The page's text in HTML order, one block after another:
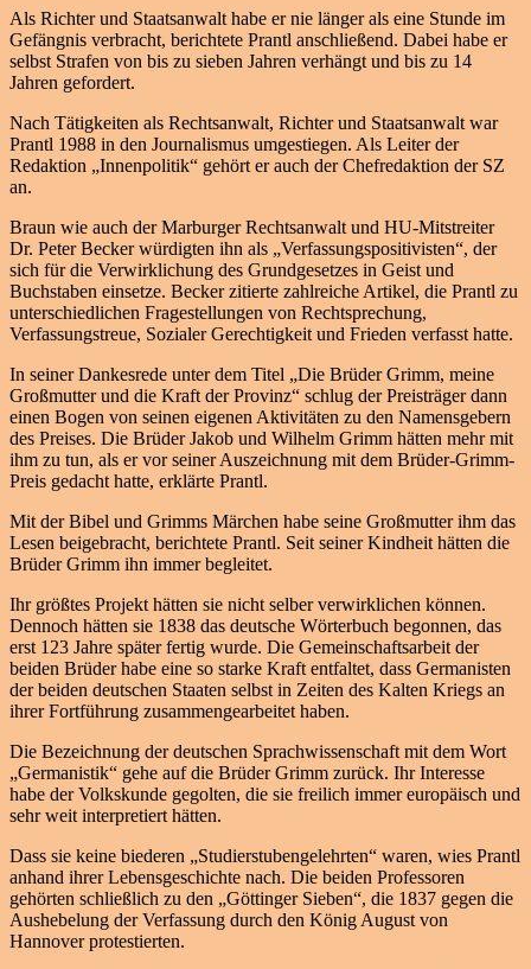
Als Richter und Staatsanwalt habe er nie länger als eine Stunde im
Gefängnis verbracht, berichtete Prantl anschließend. Dabei habe er
selbst Strafen von bis zu sieben Jahren verhängt und bis zu 14
Jahren gefordert.
Nach Tätigkeiten als Rechtsanwalt, Richter und Staatsanwalt war
Prantl 1988 in den Journalismus umgestiegen. Als Leiter der
Redaktion „Innenpolitik“ gehört er auch der Chefredaktion der SZ
an.
Braun wie auch der Marburger Rechtsanwalt und HU-Mitstreiter
Dr. Peter Becker würdigten ihn als „Verfassungspositivisten“, der
sich für die Verwirklichung des Grundgesetzes in Geist und
Buchstaben einsetze. Becker zitierte zahlreiche Artikel, die Prantl zu
unterschiedlichen Fragestellungen von Rechtsprechung,
Verfassungstreue, Sozialer Gerechtigkeit und Frieden verfasst hatte.
In seiner Dankesrede unter dem Titel „Die Brüder Grimm, meine
Großmutter und die Kraft der Provinz“ schlug der Preisträger dann
einen Bogen von seinen eigenen Aktivitäten zu den Namensgebern
des Preises. Die Brüder Jakob und Wilhelm Grimm hätten mehr mit
ihm zu tun, als er vor seiner Auszeichnung mit dem Brüder-Grimm-
Preis gedacht hatte, erklärte Prantl.
Mit der Bibel und Grimms Märchen habe seine Großmutter ihm das
Lesen beigebracht, berichtete Prantl. Seit seiner Kindheit hätten die
Brüder Grimm ihn immer begleitet.
Ihr größtes Projekt hätten sie nicht selber verwirklichen können.
Dennoch hätten sie 1838 das deutsche Wörterbuch begonnen, das
erst 123 Jahre später fertig wurde. Die Gemeinschaftsarbeit der
beiden Brüder habe eine so starke Kraft entfaltet, dass Germanisten
der beiden deutschen Staaten selbst in Zeiten des Kalten Kriegs an
ihrer Fortführung zusammengearbeitet haben.
Die Bezeichnung der deutschen Sprachwissenschaft mit dem Wort
„Germanistik“ gehe auf die Brüder Grimm zurück. Ihr Interesse
habe der Volkskunde gegolten, die sie freilich immer europäisch und
sehr weit interpretiert hätten.
Dass sie keine biederen „Studierstubengelehrten“ waren, wies Prantl
anhand ihrer Lebensgeschichte nach. Die beiden Professoren
gehörten schließlich zu den „Göttinger Sieben“, die 1837 gegen die
Aushebelung der Verfassung durch den König August von
Hannover protestierten.